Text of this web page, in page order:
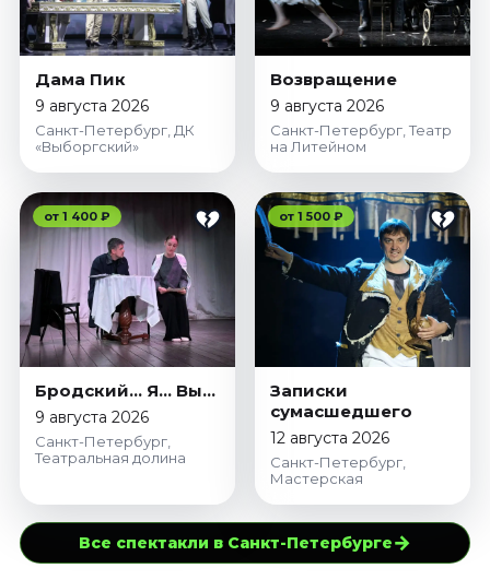
Дама Пик
9 августа 2026
Санкт-Петербург, ДК
«Выборгский»
Возвращение
9 августа 2026
Санкт-Петербург, Театр
на Литейном
от 1 400 ₽
Бродский… Я… Вы…
9 августа 2026
Санкт-Петербург,
Театральная долина
от 1 500 ₽
Записки
сумасшедшего
12 августа 2026
Санкт-Петербург,
Мастерская
Все спектакли в Санкт-Петербурге→